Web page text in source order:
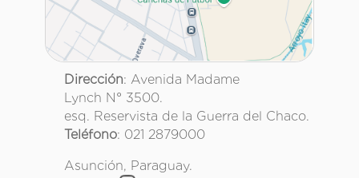
Dirección: Avenida Madame
Lynch N° 3500.
esq. Reservista de la Guerra del Chaco.
Teléfono: 021 2879000
Asunción, Paraguay.